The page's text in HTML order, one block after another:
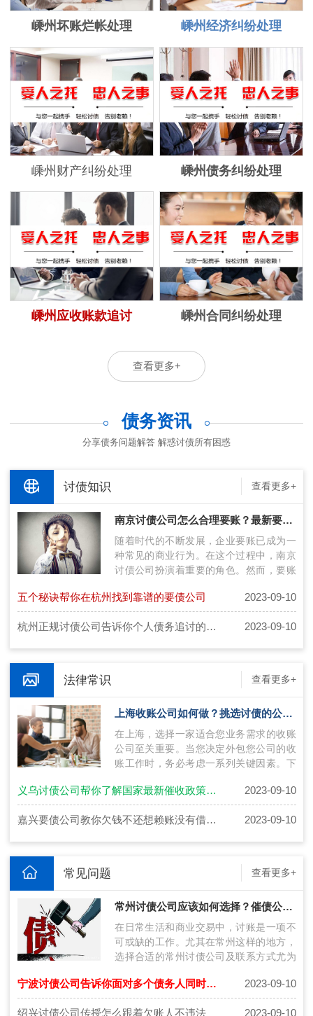
嵊州坏账烂帐处理 嵊州经济纠纷处理
嵊州财产纠纷处理 嵊州债务纠纷处理
嵊州应收账款追讨 嵊州合同纠纷处理
查看更多+
债务资讯
分享债务问题解答 解惑讨债所有困惑
讨债知识 查看更多+
南京讨债公司怎么合理要账？最新要账技术分享！
随着时代的不断发展，企业要账已成为一
种常见的商业行为。在这个过程中，南京
讨债公司扮演着重要的角色。然而，要账
评…
五个秘诀帮你在杭州找到靠谱的要债公司 2023-09-10
杭州正规讨债公司告诉你个人债务追讨的手段有哪些 2023-09-10
法律常识 查看更多+
上海收账公司如何做？挑选讨债的公司技巧
在上海，选择一家适合您业务需求的收账
公司至关重要。当您决定外包您公司的收
账工作时，务必考虑一系列关键因素。下
挑…
义乌讨债公司帮你了解国家最新催收政策做到法治意识更强！ 2023-09-10
嘉兴要债公司教你欠钱不还想赖账没有借条怎么维权？ 2023-09-10
常见问题 查看更多+
常州讨债公司应该如何选择？催债公司联系方式获得技巧
在日常生活和商业交易中，讨账是一项不
可或缺的工作。尤其在常州这样的地方，
选择合适的常州讨债公司及联系方式尤为
选…
宁波讨债公司告诉你面对多个债务人同时出现时处理方法 2023-09-10
绍兴讨债公司传授怎么跟着欠账人不违法 2023-09-10